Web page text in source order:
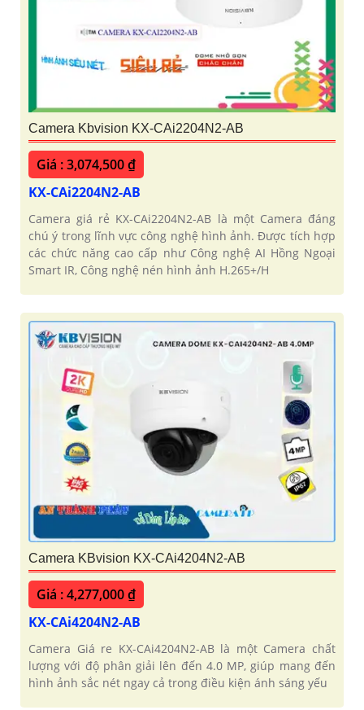
Camera Kbvision KX-CAi2204N2-AB
Giá : 3,074,500 ₫
KX-CAi2204N2-AB
Camera giá rẻ KX-CAi2204N2-AB là một Camera đáng
chú ý trong lĩnh vực công nghệ hình ảnh. Được tích hợp
các chức năng cao cấp như Công nghệ AI Hồng Ngoại
Smart IR, Công nghệ nén hình ảnh H.265+/H
Camera KBvision KX-CAi4204N2-AB
Giá : 4,277,000 ₫
KX-CAi4204N2-AB
Camera Giá re KX-CAi4204N2-AB là một Camera chất
lượng với độ phân giải lên đến 4.0 MP, giúp mang đến
hình ảnh sắc nét ngay cả trong điều kiện ánh sáng yếu